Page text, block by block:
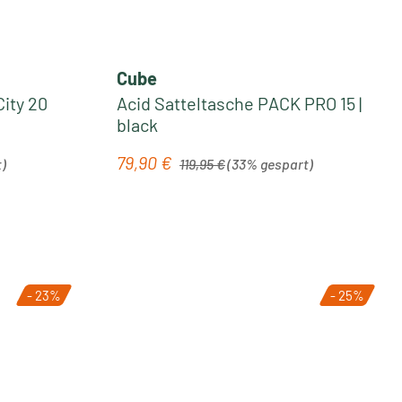
20
Cube
Acid Satteltasche PACK PRO 15 |
black
Verkaufspreis:
79,90 € 119,95 €(33% gespart)
- 23% - 25%